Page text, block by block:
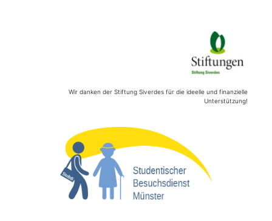
Wir danken der Stiftung Siverdes für die ideelle und finanzielle
Unterstützung!